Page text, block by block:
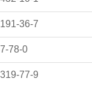
36-7
78-0
77-9